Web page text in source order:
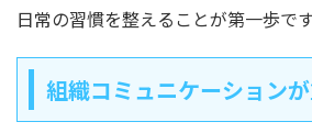
日常の習慣を整えることが第一歩です
組織コミュニケーション